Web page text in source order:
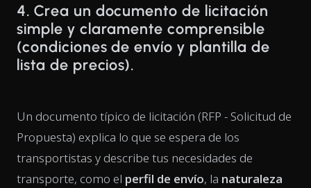
4. Crea un documento de licitación
simple y claramente comprensible
(condiciones de envío y plantilla de
lista de precios).
Un documento típico de licitación (RFP - Solicitud de
Propuesta) explica lo que se espera de los
transportistas y describe tus necesidades de
transporte, como el perfil de envío, la naturaleza